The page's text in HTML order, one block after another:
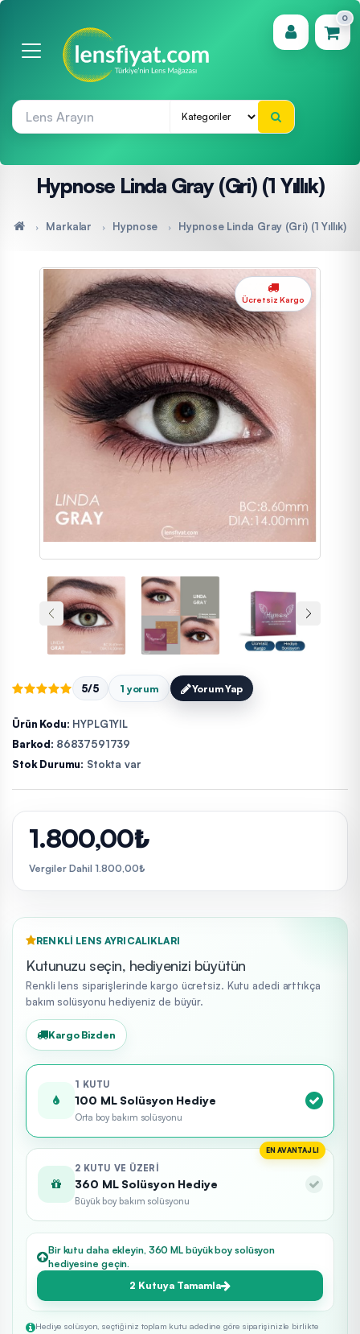
0
(0)
Hypnose Linda Gray (Gri) (1 Yıllık)
Markalar Hypnose Hypnose Linda Gray (Gri) (1 Yıllık)
Ücretsiz Kargo
5/5 1 yorum Yorum Yap
Ürün Kodu: HYPLG1YIL
Barkod: 86837591739
Stok Durumu: Stokta var
1.800,00₺
Vergiler Dahil 1.800,00₺
RENKLI LENS AYRICALIKLARI
Kutunuzu seçin, hediyenizi büyütün
Renkli lens siparişlerinde kargo ücretsiz. Kutu adedi arttıkça
bakım solüsyonu hediyeniz de büyür.
Kargo Bizden
1 KUTU
100 ML Solüsyon Hediye
Orta boy bakım solüsyonu
EN AVANTAJLI
2 KUTU VE ÜZERI
360 ML Solüsyon Hediye
Büyük boy bakım solüsyonu
Bir kutu daha ekleyin, 360 ML büyük boy solüsyon
hediyesine geçin.
2 Kutuya Tamamla
Hediye solüsyon, seçtiğiniz toplam kutu adedine göre siparişinizle birlikte